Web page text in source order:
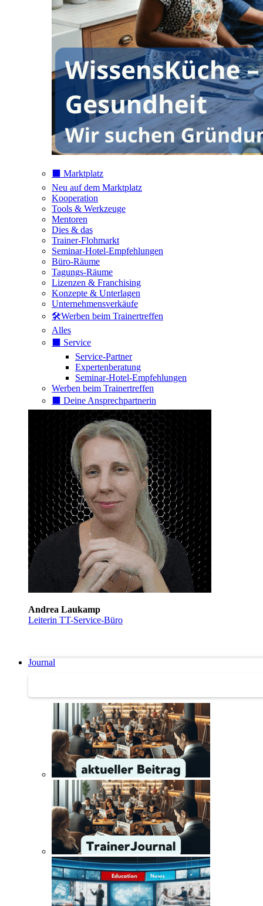
⬛️ Marktplatz
Neu auf dem Marktplatz
Kooperation
Tools & Werkzeuge
Mentoren
Dies & das
Trainer-Flohmarkt
Seminar-Hotel-Empfehlungen
Büro-Räume
Tagungs-Räume
Lizenzen & Franchising
Konzepte & Unterlagen
Unternehmensverkäufe
🛠️Werben beim Trainertreffen
Alles
⬛️ Service
Service-Partner
Expertenberatung
Seminar-Hotel-Empfehlungen
Werben beim Trainertreffen
⬛️ Deine Ansprechpartnerin
Andrea Laukamp
Leiterin TT-Service-Büro
Journal